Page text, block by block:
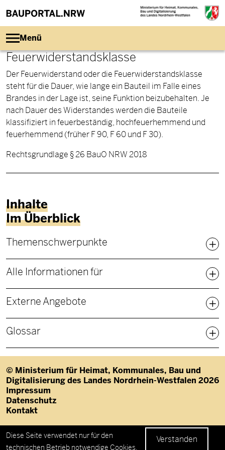
Datenschutzeinstellungen
Diese Seite verwendet nur für den
technischen Betrieb notwendige Cookies.
Verstanden
Menü
Feuerwiderstandsklasse
Der Feuerwiderstand oder die Feuerwiderstandsklasse
steht für die Dauer, wie lange ein Bauteil im Falle eines
Brandes in der Lage ist, seine Funktion beizubehalten. Je
nach Dauer des Widerstandes werden die Bauteile
klassifiziert in feuerbeständig, hochfeuerhemmend und
feuerhemmend (früher F 90, F 60 und F 30).
Rechtsgrundlage § 26 BauO NRW 2018
Inhalte
Im Überblick
Fußbereich Sitemap
Themenschwerpunkte
Alle Informationen für
Externe Angebote
Glossar
© Ministerium für Heimat, Kommunales, Bau und
Digitalisierung des Landes Nordrhein-Westfalen 2026
Fußzeile
Impressum
Datenschutz
Kontakt